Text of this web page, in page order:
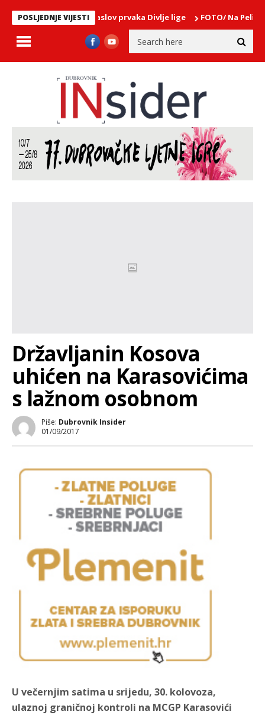
POSLJEDNJE VIJESTI
za naslov prvaka Divlje lige FOTO/ Na Pelinama proslavljen
Državljanin Kosova
uhićen na Karasovićima
s lažnom osobnom
Piše: Dubrovnik Insider
01/09/2017
U večernjim satima u srijedu, 30. kolovoza,
ulaznoj graničnoj kontroli na MCGP Karasovići